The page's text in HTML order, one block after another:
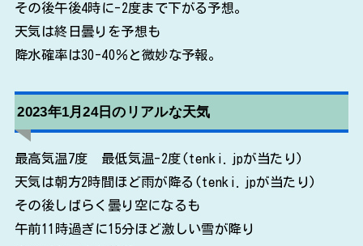
その後午後4時に-2度まで下がる予想。
天気は終日曇りを予想も
降水確率は30-40％と微妙な予報。
2023年1月24日のリアルな天気
最高気温7度 最低気温-2度(tenki.jpが当たり)
天気は朝方2時間ほど雨が降る(tenki.jpが当たり)
その後しばらく曇り空になるも
午前11時過ぎに15分ほど激しい雪が降り